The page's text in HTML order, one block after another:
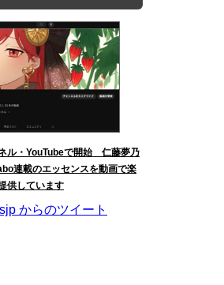
ル・YouTubeで開始 仁藤夢乃
連載のエッセンスを動画で楽
供しています
からのツイート